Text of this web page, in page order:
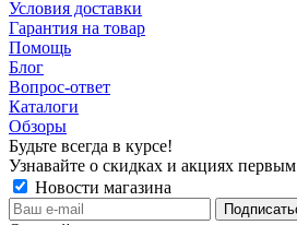
Условия доставки
Гарантия на товар
Помощь
Блог
Вопрос-ответ
Каталоги
Обзоры
Будьте всегда в курсе!
Узнавайте о скидках и акциях первым
Новости магазина